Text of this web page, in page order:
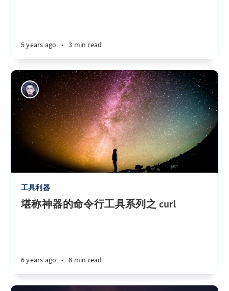
5 years ago • 3 min read
工具利器
堪称神器的命令行工具系列之 curl
6 years ago • 8 min read